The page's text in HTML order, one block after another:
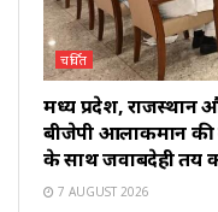
चर्चित
मध्य प्रदेश, राजस्थान
बीजेपी आलाकमान की
के साथ जवाबदेही तय
7 AUGUST 2026